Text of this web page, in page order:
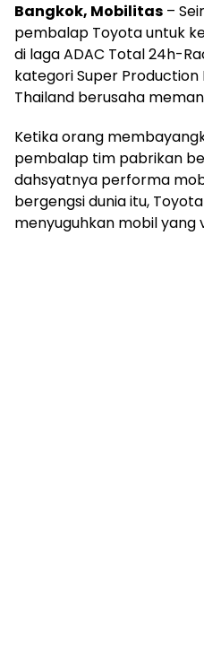
Bangkok, Mobilitas –
pembalap Toyota untuk
di laga ADAC Total 24h-
kategori Super Production
Thailand berusaha
Ketika orang
pembalap tim pabrikan
dahsyatnya performa
bergengsi dunia itu,
menyuguhkan mobil yang